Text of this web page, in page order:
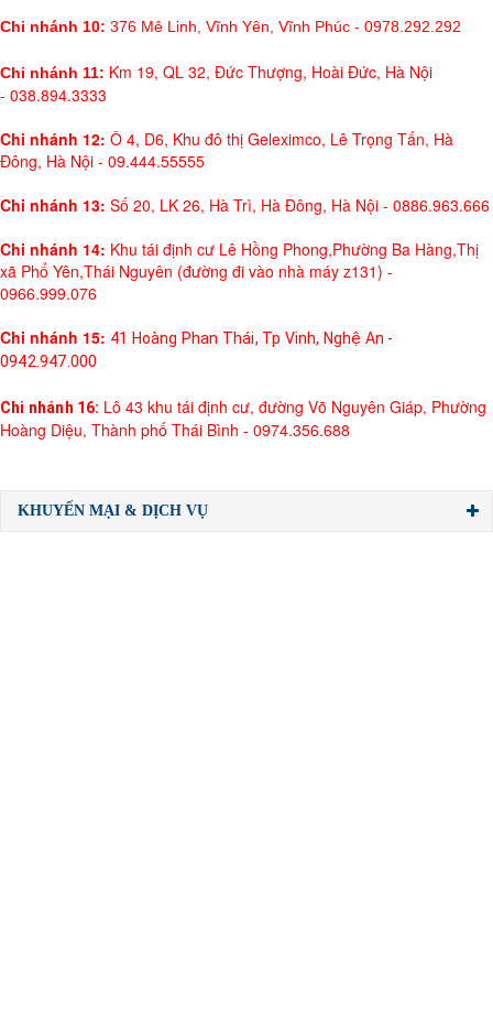
Chi nhánh 10: 376 Mê Linh, Vĩnh Yên, Vĩnh Phúc - 0978.292.292
Chi nhánh 11: Km 19, QL 32, Đức Thượng, Hoài Đức, Hà Nội
- 038.894.3333
Chi nhánh 12: Ô 4, D6, Khu đô thị Geleximco, Lê Trọng Tấn, Hà
Đông, Hà Nội - 09.444.55555
Chi nhánh 13: Số 20, LK 26, Hà Trì, Hà Đông, Hà Nội - 0886.963.666
Chi nhánh 14: Khu tái định cư Lê Hồng Phong,Phường Ba Hàng,Thị
xã Phổ Yên,Thái Nguyên (đường đi vào nhà máy z131) -
0966.999.076
Chi nhánh 15: 41 Hoàng Phan Thái, Tp Vinh, Nghệ An -
0942.947.000
Chi nhánh 16: Lô 43 khu tái định cư, đường Võ Nguyên Giáp, Phường
Hoàng Diệu, Thành phố Thái Bình - 0974.356.688
KHUYẾN MẠI & DỊCH VỤ